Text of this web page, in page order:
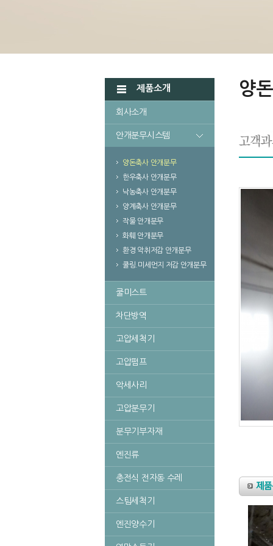
제품소개
회사소개
안개분무시스템
양돈축사 안개분무
한우축사 안개분무
낙농축사 안개분무
양계축사 안개분무
작물 안개분무
화훼 안개분무
환경 악취저감 안개분무
쿨링.미세먼지 저감 안개분무
쿨미스트
차단방역
고압세척기
고압펌프
악세사리
고압분무기
분무기부자재
엔진류
충전식 전자동 수레
스팀세척기
엔진양수기
양